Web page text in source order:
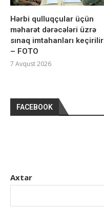
Hərbi qulluqçular üçün
məharət dərəcələri üzrə
sınaq imtahanları keçirilir
– FOTO
7 Avqust 2026
FACEBOOK
Axtar